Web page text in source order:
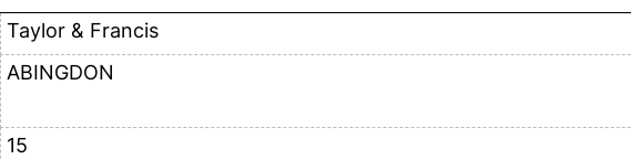
Taylor & Francis
ABINGDON
15